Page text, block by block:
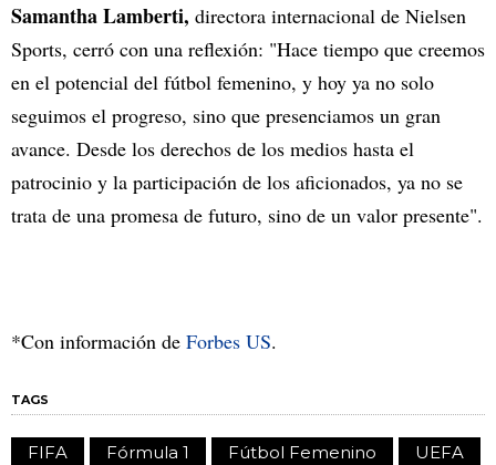
Samantha Lamberti, directora internacional de Nielsen
Sports, cerró con una reflexión: "Hace tiempo que creemos
en el potencial del fútbol femenino, y hoy ya no solo
seguimos el progreso, sino que presenciamos un gran
avance. Desde los derechos de los medios hasta el
patrocinio y la participación de los aficionados, ya no se
trata de una promesa de futuro, sino de un valor presente".
*Con información de Forbes US.
TAGS
FIFA Fórmula 1 Fútbol Femenino UEFA